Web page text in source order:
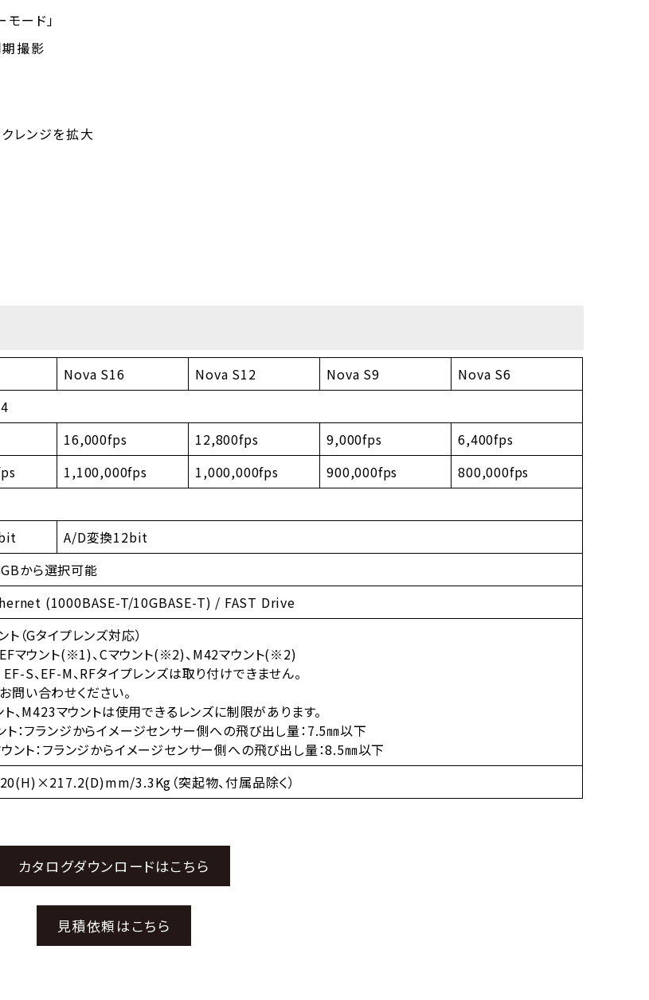
ード」
撮影
レンジを拡大
Nova S16 Nova S12 Nova S9
Nova S6
16,000fps 12,800fps 9,000fps
6,400fps
1,100,000fps 1,000,000fps 900,000fps
800,000fps
A/D変換12bit
から選択可能
(1000BASE-T/10GBASE-T) / FAST Drive
ト（Gタイプレンズ対応）
EFマウント(※1)、Cマウント(※2)、M42マウント(※2)
S、EF-M、RFタイプレンズは取り付けできません。
い合わせください。
、M423マウントは使用できるレンズに制限があります。
フランジからイメージセンサー側への飛び出し量：7.5㎜以下
ト：フランジからイメージセンサー側への飛び出し量：8.5㎜以下
3.3Kg（突起物、付属品除く）
カタログダウンロードはこちら
見積依頼はこちら